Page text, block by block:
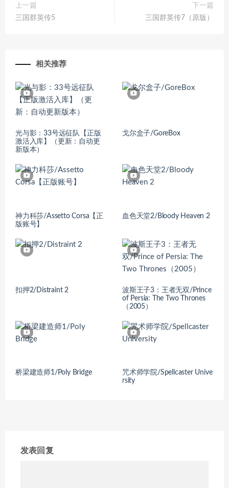
上一篇
三国群英传5
下一篇
三国群英传7（原版）
相关推荐
光与影：33号远征队【正版
激活入库】（更新：自动更
新版本）
戈尔盒子/GoreBox
神力科莎/Assetto Corsa【正
版账号】
血色天堂2/Bloody Heaven 2
扣押2/Distraint 2
波斯王子3：王者无双/Prince
of Persia: The Two Thrones
（2005）
桥梁建造师1/Poly Bridge
咒术师学院/Spellcaster Unive
rsity
发表回复